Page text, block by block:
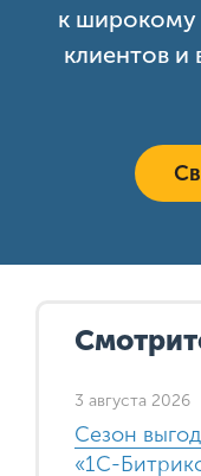
3 августа 2026
Сезон
«1С-
к широкому
клиентов